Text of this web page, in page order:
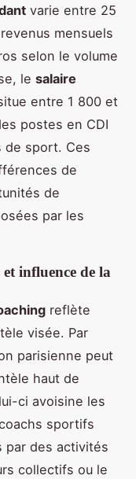
varie entre 25
mensuels
selon le volume
le salaire
entre 1 800 et
postes en CDI
de sport. Ces
de
de
par les
influence de la
reflète
visée. Par
parisienne peut
haut de
ci avoisine les
sportifs
par des activités
collectifs ou le